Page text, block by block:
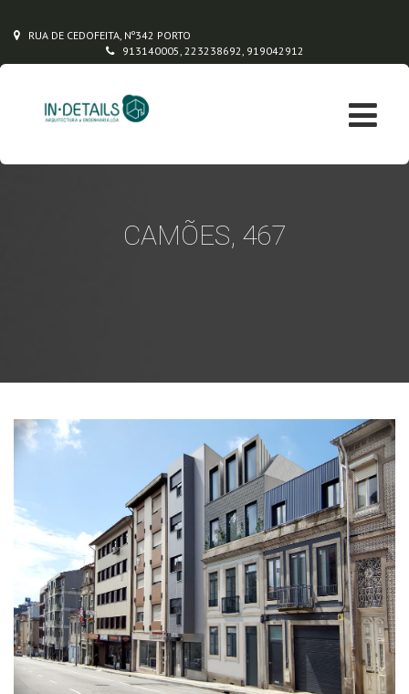
RUA DE CEDOFEITA, Nº342 PORTO
913140005, 223238692, 919042912
CAMÕES, 467